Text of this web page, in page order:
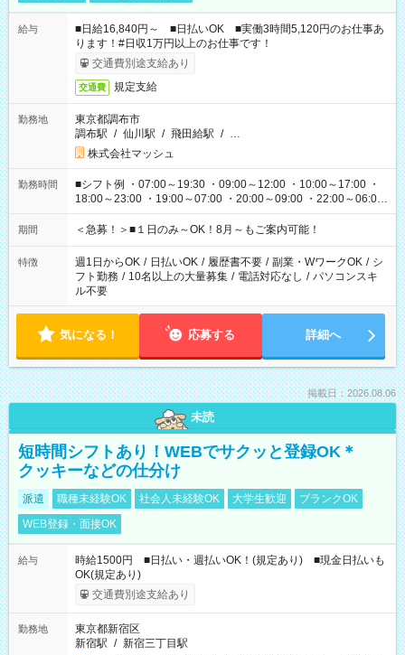
給与
■日給16,840円～ ■日払いOK ■実働3時間5,120円のお仕事あ
ります！#日収1万円以上のお仕事です！
交通費別途支給あり
交通費 規定支給
勤務地
東京都調布市
調布駅 / 仙川駅 / 飛田給駅 / …
株式会社マッシュ
勤務時間
■シフト例 ・07:00～19:30 ・09:00～12:00 ・10:00～17:00 ・
18:00～23:00 ・19:00～07:00 ・20:00～09:00 ・22:00～06:00
etc ★最短で3時間で5,120円のお仕事から 15時間で2万円近く稼
げるお仕事も！ ご希望のお時間に合わせてご紹介！ ※シフトは
ください！
期間 ＜急募！＞■１日のみ～OK！8月～もご案内可能！
特徴 週1日からOK / 日払いOK / 履歴書不要 / 副業・WワークOK / シ
フト勤務 / 10名以上の大量募集 / 電話対応なし / パソコンスキ
ル不要
気になる！ 応募する 詳細へ
掲載日：2026.08.06
未読
短時間シフトあり！WEBでサクッと登録OK＊
クッキーなどの仕分け
派遣 職種未経験OK 社会人未経験OK 大学生歓迎
ブランクOK
WEB登録・面接OK
給与
時給1500円 ■日払い・週払いOK！(規定あり) ■現金日払いも
OK(規定あり)
交通費別途支給あり
勤務地
東京都新宿区
新宿駅 / 新宿三丁目駅